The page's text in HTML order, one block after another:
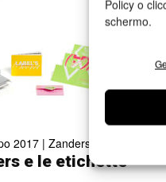
Policy o
schermo.
2017 | Zanders stand 4A39
e le etichette